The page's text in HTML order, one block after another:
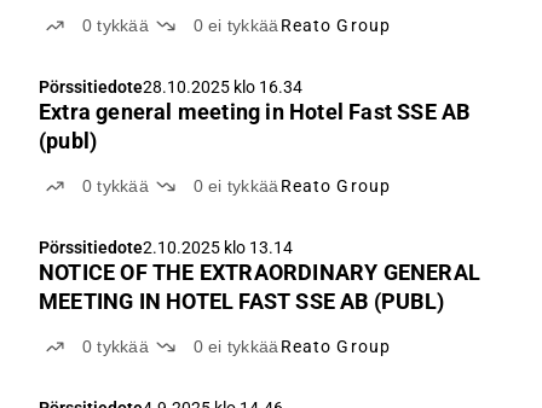
0tykkää 0ei tykkää Reato Group
Pörssitiedote28.10.2025 klo 16.34
Extra general meeting in Hotel Fast SSE AB
(publ)
0tykkää 0ei tykkää Reato Group
Pörssitiedote2.10.2025 klo 13.14
NOTICE OF THE EXTRAORDINARY GENERAL
MEETING IN HOTEL FAST SSE AB (PUBL)
0tykkää 0ei tykkää Reato Group